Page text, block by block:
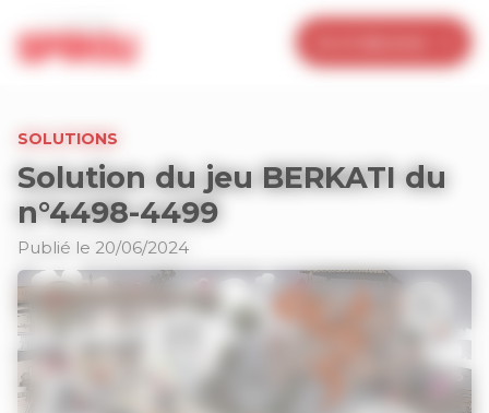
SOLUTIONS
Solution du jeu BERKATI du
n°4498-4499
Publié le 20/06/2024